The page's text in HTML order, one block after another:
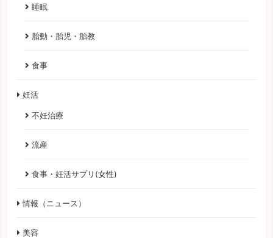
睡眠
胎動・胎児・胎教
食事
妊活
不妊治療
流産
食事・妊活サプリ(女性)
情報（ニュース）
美容